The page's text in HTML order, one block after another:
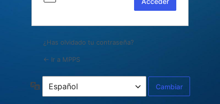
¿Has olvidado tu contraseña?
← Ir a MPPS
Idioma